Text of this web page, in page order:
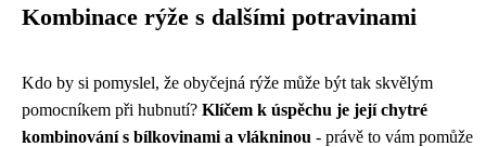
Kombinace rýže s dalšími potravinami
Kdo by si pomyslel, že obyčejná rýže může být tak skvělým
pomocníkem při hubnutí? Klíčem k úspěchu je její chytré
kombinování s bílkovinami a vlákninou - právě to vám pomůže